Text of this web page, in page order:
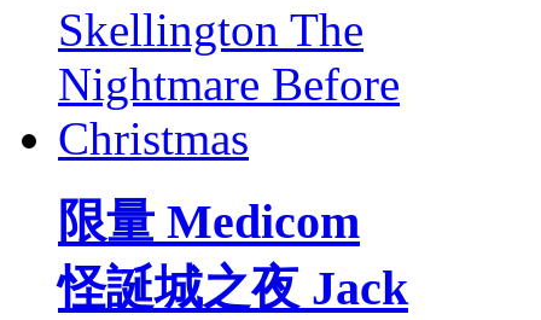
限量 Medicom
怪誕城之夜 Jack